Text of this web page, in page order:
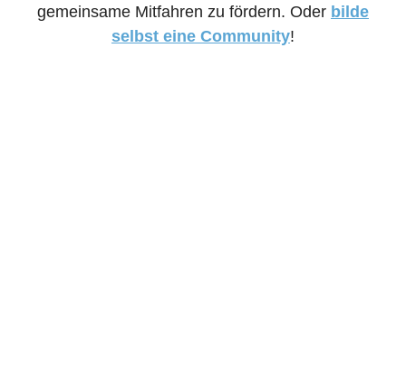
gemeinsame Mitfahren zu fördern. Oder bilde
selbst eine Community!